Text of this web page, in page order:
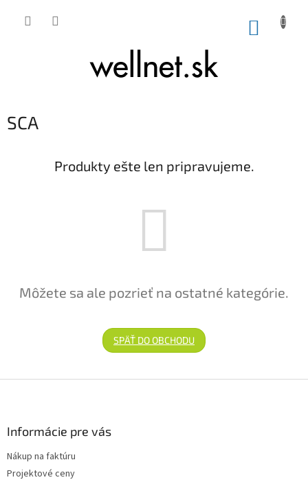
SCA
Produkty ešte len pripravujeme.
Môžete sa ale pozrieť na ostatné kategórie.
SPÄŤ DO OBCHODU
Informácie pre vás
Nákup na faktúru
Projektové ceny